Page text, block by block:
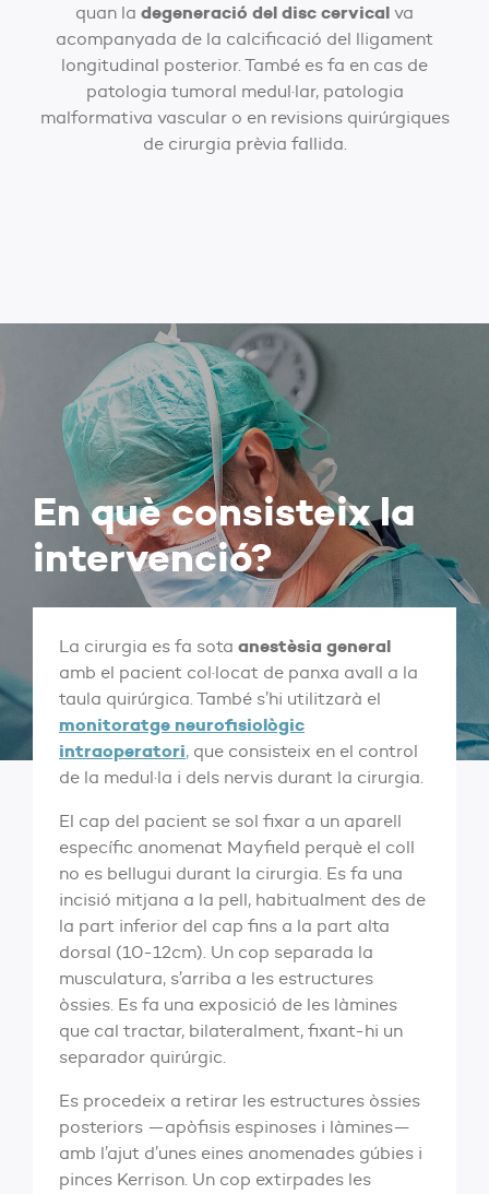
quan la degeneració del disc cervical va
acompanyada de la calcificació del lligament
longitudinal posterior. També es fa en cas de
patologia tumoral medul·lar, patologia
malformativa vascular o en revisions quirúrgiques
de cirurgia prèvia fallida.
En què consisteix la
intervenció?
La cirurgia es fa sota anestèsia general
amb el pacient col·locat de panxa avall a la
taula quirúrgica. També s’hi utilitzarà el
monitoratge neurofisiològic
intraoperatori, que consisteix en el control
de la medul·la i dels nervis durant la cirurgia.
El cap del pacient se sol fixar a un aparell
específic anomenat Mayfield perquè el coll
no es bellugui durant la cirurgia. Es fa una
incisió mitjana a la pell, habitualment des de
la part inferior del cap fins a la part alta
dorsal (10-12cm). Un cop separada la
musculatura, s’arriba a les estructures
òssies. Es fa una exposició de les làmines
que cal tractar, bilateralment, fixant-hi un
separador quirúrgic.
Es procedeix a retirar les estructures òssies
posteriors —apòfisis espinoses i làmines—
amb l’ajut d’unes eines anomenades gúbies i
pinces Kerrison. Un cop extirpades les